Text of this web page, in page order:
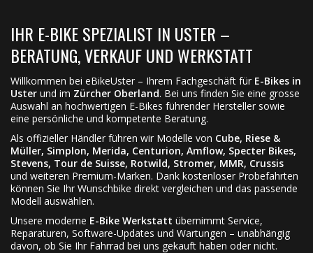
IHR E-BIKE SPEZIALIST IN USTER –
BERATUNG, VERKAUF UND WERKSTATT
Willkommen bei eBikeUster – Ihrem Fachgeschäft für E-Bikes in
Uster und im Zürcher Oberland. Bei uns finden Sie eine grosse
Auswahl an hochwertigen E-Bikes führender Hersteller sowie
eine persönliche und kompetente Beratung.
Als offizieller Händler führen wir Modelle von Cube, Riese &
Müller, Simplon, Merida, Centurion, Amflow, Specter Bikes,
Stevens, Tour de Suisse, Rotwild, Stromer, MMR, Crussis
und weiteren Premium-Marken. Dank kostenloser Probefahrten
können Sie Ihr Wunschbike direkt vergleichen und das passende
Modell auswählen.
Unsere moderne E-Bike Werkstatt übernimmt Service,
Reparaturen, Software-Updates und Wartungen – unabhängig
davon, ob Sie Ihr Fahrrad bei uns gekauft haben oder nicht.